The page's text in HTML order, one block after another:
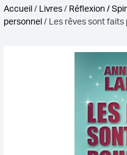
Accueil/ Livres/ Réflexion /
personnel/ Les rêves sont faits